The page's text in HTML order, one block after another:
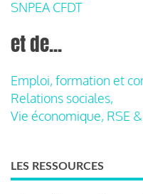
SNPEA CFDT
et de...
Emploi, formation et
Relations sociales,
Vie économique, RSE
LES RESSOURCES